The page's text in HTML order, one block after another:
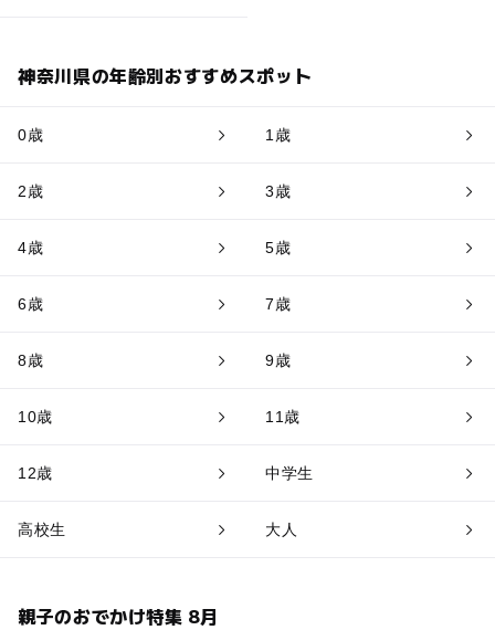
神奈川県の年齢別おすすめスポット
0歳 1歳
2歳 3歳
4歳 5歳
6歳 7歳
8歳 9歳
10歳 11歳
12歳 中学生
高校生 大人
親子のおでかけ特集 8月